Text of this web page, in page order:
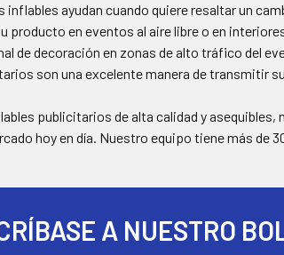
inflables ayudan cuando quiere resaltar un
producto en eventos al aire libre o en
de decoración en zonas de alto tráfico del
son una excelente manera de transmitir
publicitarios de alta calidad y
hoy en día. Nuestro equipo tiene más de
A NUESTRO